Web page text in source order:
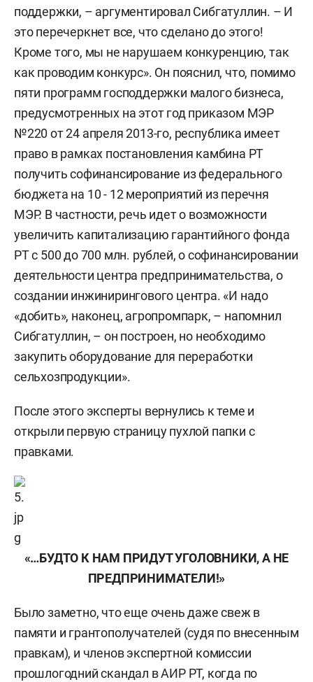
поддержки, – аргументировал Сибгатуллин. – И
это перечеркнет все, что сделано до этого!
Кроме того, мы не нарушаем конкуренцию, так
как проводим конкурс». Он пояснил, что, помимо
пяти программ господдержки малого бизнеса,
предусмотренных на этот год приказом МЭР
№220 от 24 апреля 2013-го, республика имеет
право в рамках постановления камбина РТ
получить софинансирование из федерального
бюджета на 10 - 12 мероприятий из перечня
МЭР. В частности, речь идет о возможности
увеличить капитализацию гарантийного фонда
РТ с 500 до 700 млн. рублей, о софинансировании
деятельности центра предпринимательства, о
создании инжинирингового центра. «И надо
«добить», наконец, агропромпарк, – напомнил
Сибгатуллин, – он построен, но необходимо
закупить оборудование для переработки
сельхозпродукции».
После этого эксперты вернулись к теме и
открыли первую страницу пухлой папки с
правками.
«…БУДТО К НАМ ПРИДУТ УГОЛОВНИКИ, А НЕ
ПРЕДПРИНИМАТЕЛИ!»
Было заметно, что еще очень даже свеж в
памяти и грантополучателей (судя по внесенным
правкам), и членов экспертной комиссии
прошлогодний скандал в АИР РТ, когда по